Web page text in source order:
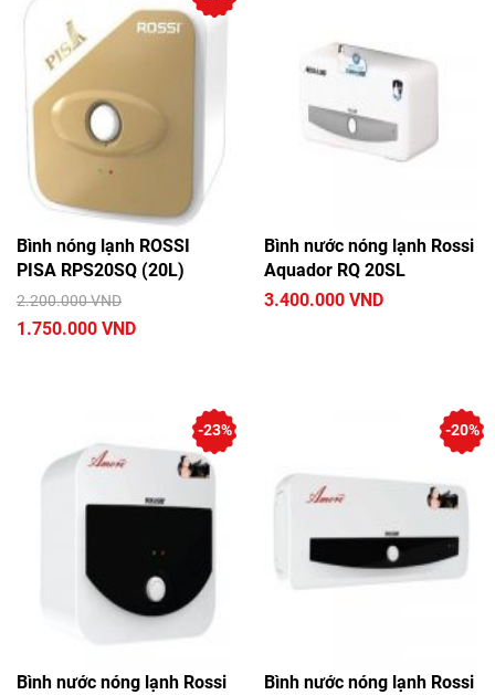
Bình nóng lạnh ROSSI
PISA RPS20SQ (20L)
2.200.000 VND
1.750.000 VND
Bình nước nóng lạnh Rossi
Aquador RQ 20SL
3.400.000 VND
Bình nước nóng lạnh Rossi
-23%
Bình nước nóng lạnh Rossi
-20%